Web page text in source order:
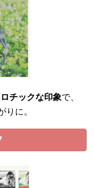
チックな印象で、
りに。